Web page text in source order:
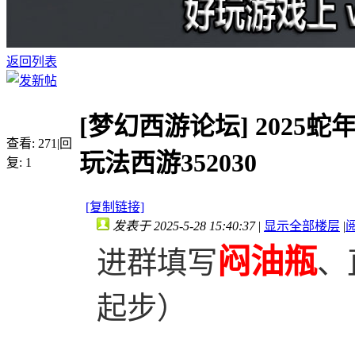
返回列表
查看: 271 |回
复: 1
[梦幻西游论坛] 2025蛇
玩法西游352030
[复制链接]
发表于 2025-5-28 15:40:37 | 显示全部楼层 |
进群填写闷油瓶、
起步）